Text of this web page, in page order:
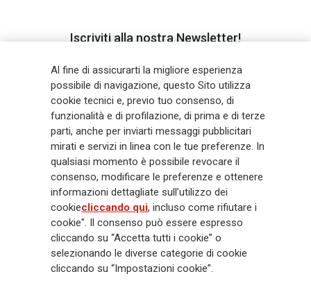
Iscriviti alla nostra Newsletter!
Ricevi tutti gli aggiornamenti e scopri le novità dal mondo
Generali.
REGISTRATI
SONDAGGIO IN 2 MINUTI RICEVI AGGIORNAMENTI
è uno dei maggiori player integrati di assicurazione e asset
management a livello globale, con premi complessivi pari a € 98,1
miliardi e € 900 miliardi di AUM nel 2025. Fondato nel 1831, con oltre 88
Al fine di assicurarti la migliore esperienza
possibile di navigazione, questo Sito utilizza
cookie tecnici e, previo tuo consenso, di
funzionalità e di profilazione, di prima e di terze
parti, anche per inviarti messaggi pubblicitari
mirati e servizi in linea con le tue preferenze. In
qualsiasi momento è possibile revocare il
consenso, modificare le preferenze e ottenere
informazioni dettagliate sull’utilizzo dei
cookiecliccando qui, incluso come rifiutare i
cookie". Il consenso può essere espresso
cliccando su “Accetta tutti i cookie” o
selezionando le diverse categorie di cookie
cliccando su “Impostazioni cookie”.